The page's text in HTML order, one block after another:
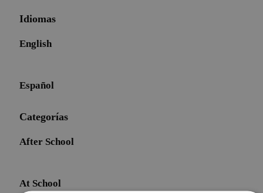
Idiomas
English
Español
Categorías
After School
At School